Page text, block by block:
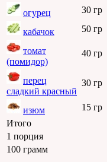
огурец 30 гр
кабачок 50 гр
томат
(помидор)
40 гр
перец
сладкий красный
30 гр
изюм 15 гр
Итого
1 порция
100 грамм